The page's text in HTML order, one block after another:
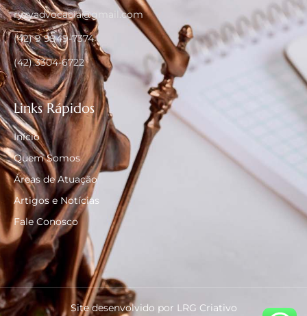
ryzyadvocacia@gmail.com
(42) 9 9949-7374
(42) 3304-6722
Links Rápidos
Início
Quem Somos
Áreas de Atuação
Artigos e Notícias
Fale Conosco
Site desenvolvido por LRG Criativo